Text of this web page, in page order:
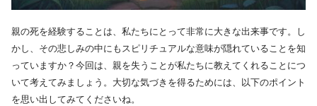
親の死を経験することは、私たちにとって非常に大きな出来事です。し
かし、その悲しみの中にもスピリチュアルな意味が隠れていることを知
っていますか？今回は、親を失うことが私たちに教えてくれることにつ
いて考えてみましょう。大切な気づきを得るためには、以下のポイント
を思い出してみてくださいね。